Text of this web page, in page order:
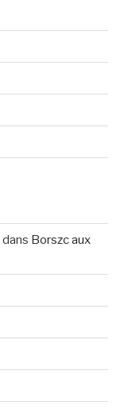
dans Borszc aux